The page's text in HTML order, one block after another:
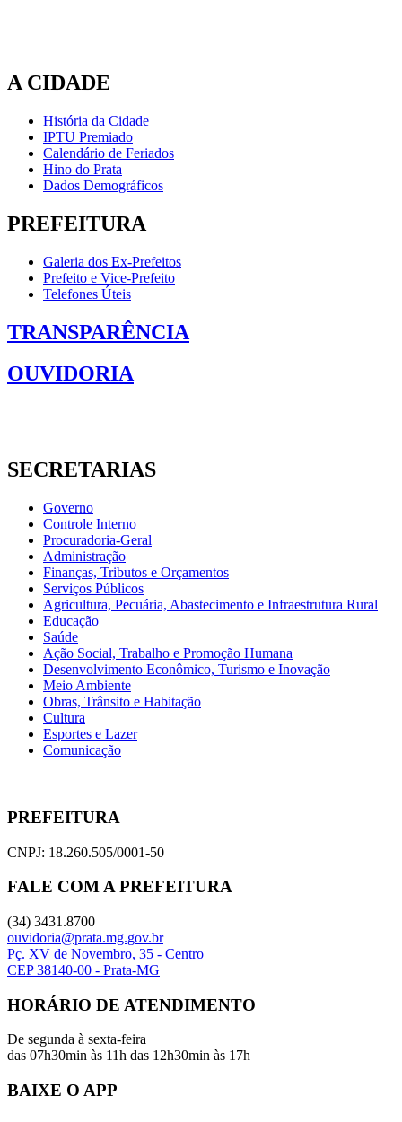
A CIDADE
História da Cidade
IPTU Premiado
Calendário de Feriados
Hino do Prata
Dados Demográficos
PREFEITURA
Galeria dos Ex-Prefeitos
Prefeito e Vice-Prefeito
Telefones Úteis
TRANSPARÊNCIA
OUVIDORIA
SECRETARIAS
Governo
Controle Interno
Procuradoria-Geral
Administração
Finanças, Tributos e Orçamentos
Serviços Públicos
Agricultura, Pecuária, Abastecimento e Infraestrutura Rural
Educação
Saúde
Ação Social, Trabalho e Promoção Humana
Desenvolvimento Econômico, Turismo e Inovação
Meio Ambiente
Obras, Trânsito e Habitação
Cultura
Esportes e Lazer
Comunicação
PREFEITURA
CNPJ: 18.260.505/0001-50
FALE COM A PREFEITURA
(34) 3431.8700
ouvidoria@prata.mg.gov.br
Pç. XV de Novembro, 35 - Centro
CEP 38140-00 - Prata-MG
HORÁRIO DE ATENDIMENTO
De segunda à sexta-feira
das 07h30min às 11h das 12h30min às 17h
BAIXE O APP